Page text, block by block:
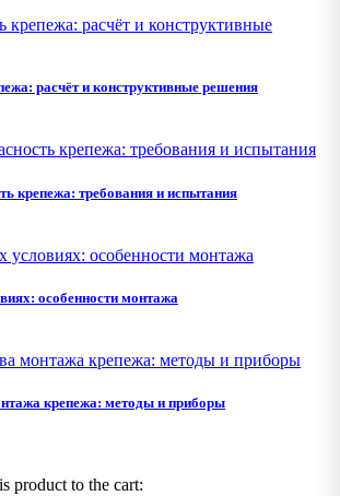
расчёт и конструктивные решения
крепежа: требования и испытания
особенности монтажа
крепежа: методы и приборы
product to the cart: